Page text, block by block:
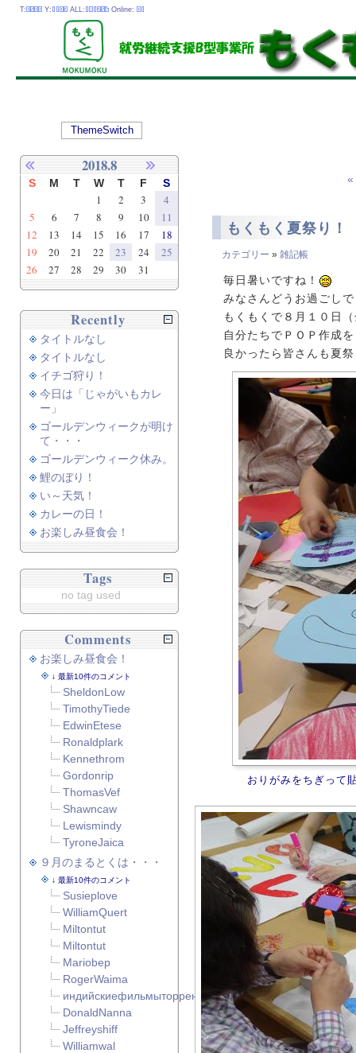
«
もくもく夏祭り！
カテゴリー » 雑記帳
毎日暑いですね！
みなさんどうお過ごし
もくもくで８月１０日
自分たちでＰＯＰ作成
良かったら皆さんも夏
おりがみをちぎって
2018.8
S M T W T F S
1 2 3
4
5
6 7 8 9 10
11
12
13 14 15 16 17
18
19
20 21 22 23 24
25
26
27 28 29 30 31
Recently
タイトルなし
タイトルなし
イチゴ狩り！
今日は「じゃがいもカレ
ー」
ゴールデンウィークが明け
て・・・
ゴールデンウィーク休み。
鯉のぼり！
い～天気！
カレーの日！
お楽しみ昼食会！
Tags
no tag used
Comments
お楽しみ昼食会！
最新10件のコメント
SheldonLow
TimothyTiede
EdwinEtese
Ronaldplark
Kennethrom
Gordonrip
ThomasVef
Shawncaw
Lewismindy
TyroneJaica
９月のまるとくは・・・
最新10件のコメント
Susieplove
WilliamQuert
Miltontut
Miltontut
Mariobep
RogerWaima
индийскиефильмыторрент
DonaldNanna
Jeffreyshiff
Williamwal
T: Y: ALL: Online:
ThemeSwitch